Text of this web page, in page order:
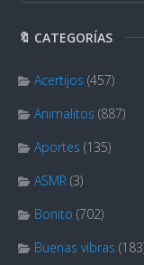
🔖 CATEGORÍAS
Acertijos (457)
Animalitos (887)
Aportes (135)
ASMR (3)
Bonito (702)
Buenas vibras